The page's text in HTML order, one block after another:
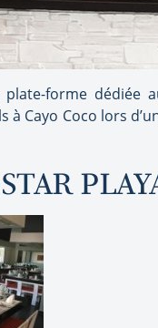
plate-forme dédiée
Cayo Coco lors